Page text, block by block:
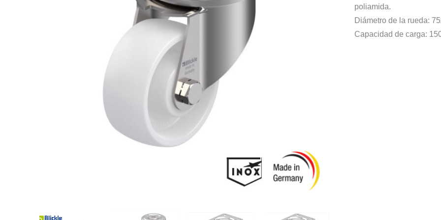
poliamida.
Diámetro de la rueda:
Capacidad de carga: